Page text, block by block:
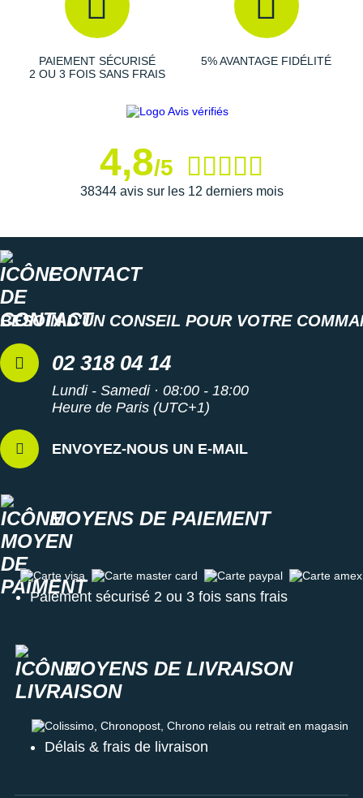
Semelle extérieure: conçue avec deux technologies
différentes et avec des empiècements spécialement
légèreté.
Semelle intérieure amovible
Poids constaté chez i-Run : 193 g en taille 42
PAIEMENT SÉCURISÉ
2 OU 3 FOIS SANS FRAIS
5% AVANTAGE FIDÉLITÉ
4,8/5
38344 avis sur les 12 derniers mois
CONTACT
BESOIN D'UN CONSEIL POUR VOTRE
02 318 04 14
Lundi - Samedi · 08:00 - 18:00
Heure de Paris (UTC+1)
ENVOYEZ-NOUS UN E-MAIL
MOYENS DE PAIEMENT
Carte visa Carte master card Carte paypal Carte amex
Paiement sécurisé 2 ou 3 fois sans frais
MOYENS DE LIVRAISON
Colissimo, Chronopost, Chrono relais ou retrait en magasin
Délais & frais de livraison